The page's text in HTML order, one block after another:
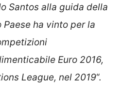
Santos alla guida della
ha vinto per la
Euro 2016,
League, nel 2019“.